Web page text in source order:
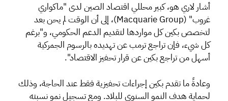
أشار لاري هو، كبير محللي اقتصاد الصين لدى "ماكواري
غروب" (Macquarie Group)، إلى أن الوقت لم يحن بعد
لتخصص بكين كل مواردها لتقديم الدعم الحكومي، و"برغم
كل شيء، فإن تراجع ترمب عن تهديده بالرسوم الجمركية
أسهل من تراجع بكين عن قرار تحفيز الاقتصاد".
وعادةً ما تقدم بكين إجراءات تحفيزية فقط عند الحاجة، وذلك
لحماية هدف النمو السنوي للبلاد. ومع تسجيل نمو نسبته